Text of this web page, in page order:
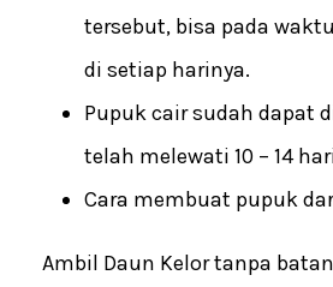
tersebut, bisa pada
di setiap harinya.
Pupuk cair sudah dapat
telah melewati 10 – 14
Cara membuat pupuk
Ambil Daun Kelor tanpa